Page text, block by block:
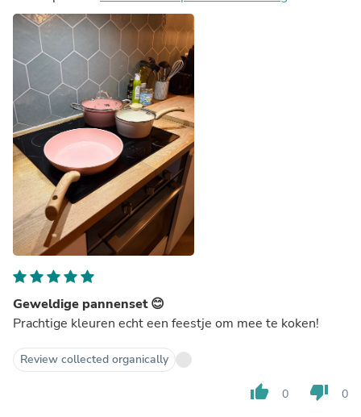
Geweldige pannenset 😊
Prachtige kleuren echt een feestje om mee te koken!
Review collected organically
thumb_up 0 thumb_down 0